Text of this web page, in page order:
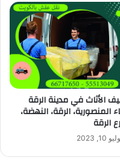
الأثاث في مدينة الرقة
المنصورية، الرقة، النهضة،
الرقة
10, 2023